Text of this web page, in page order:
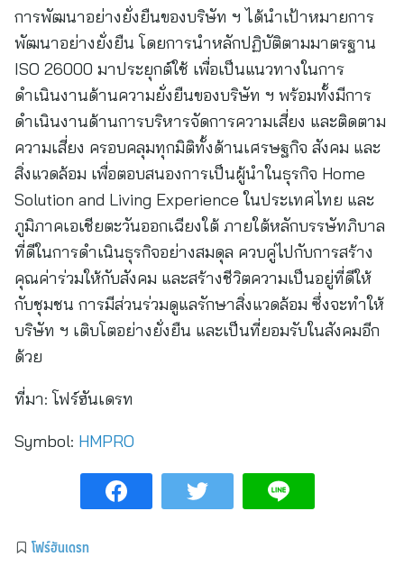
การพัฒนาอย่างยั่งยืนของบริษัท ฯ ได้นำเป้าหมายการ
พัฒนาอย่างยั่งยืน โดยการนำหลักปฏิบัติตามมาตรฐาน
ISO 26000 มาประยุกต์ใช้ เพื่อเป็นแนวทางในการ
ดำเนินงานด้านความยั่งยืนของบริษัท ฯ พร้อมทั้งมีการ
ดำเนินงานด้านการบริหารจัดการความเสี่ยง และติดตาม
ความเสี่ยง ครอบคลุมทุกมิติทั้งด้านเศรษฐกิจ สังคม และ
สิ่งแวดล้อม เพื่อตอบสนองการเป็นผู้นำในธุรกิจ Home
Solution and Living Experience ในประเทศไทย และ
ภูมิภาคเอเชียตะวันออกเฉียงใต้ ภายใต้หลักบรรษัทภิบาล
ที่ดีในการดำเนินธุรกิจอย่างสมดุล ควบคู่ไปกับการสร้าง
คุณค่าร่วมให้กับสังคม และสร้างชีวิตความเป็นอยู่ที่ดีให้
กับชุมชน การมีส่วนร่วมดูแลรักษาสิ่งแวดล้อม ซึ่งจะทำให้
บริษัท ฯ เติบโตอย่างยั่งยืน และเป็นที่ยอมรับในสังคมอีก
ด้วย
ที่มา: โฟร์ฮันเดรท
Symbol: HMPRO
โฟร์ฮันเดรท